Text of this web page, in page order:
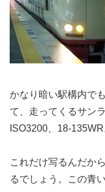
かなり暗い駅構内で
て、走ってくるサン
ISO3200、18-
これだけ写るんだか
るでしょう。この青